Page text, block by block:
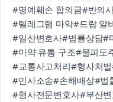
#명예훼손 합의금#반의
#텔레그램 마약#드랍 알
#일산변호사#법률상담#
#마약 유통 구조#물피도
#교통사고처리#형사처벌
#민사소송#손해배상#법
#형사전문변호사#부산